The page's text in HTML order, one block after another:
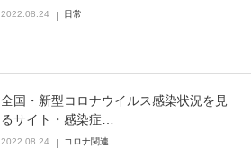
2022.08.24 日常
全国・新型コロナウイルス感染状況を見
るサイト・感染症…
2022.08.24 コロナ関連